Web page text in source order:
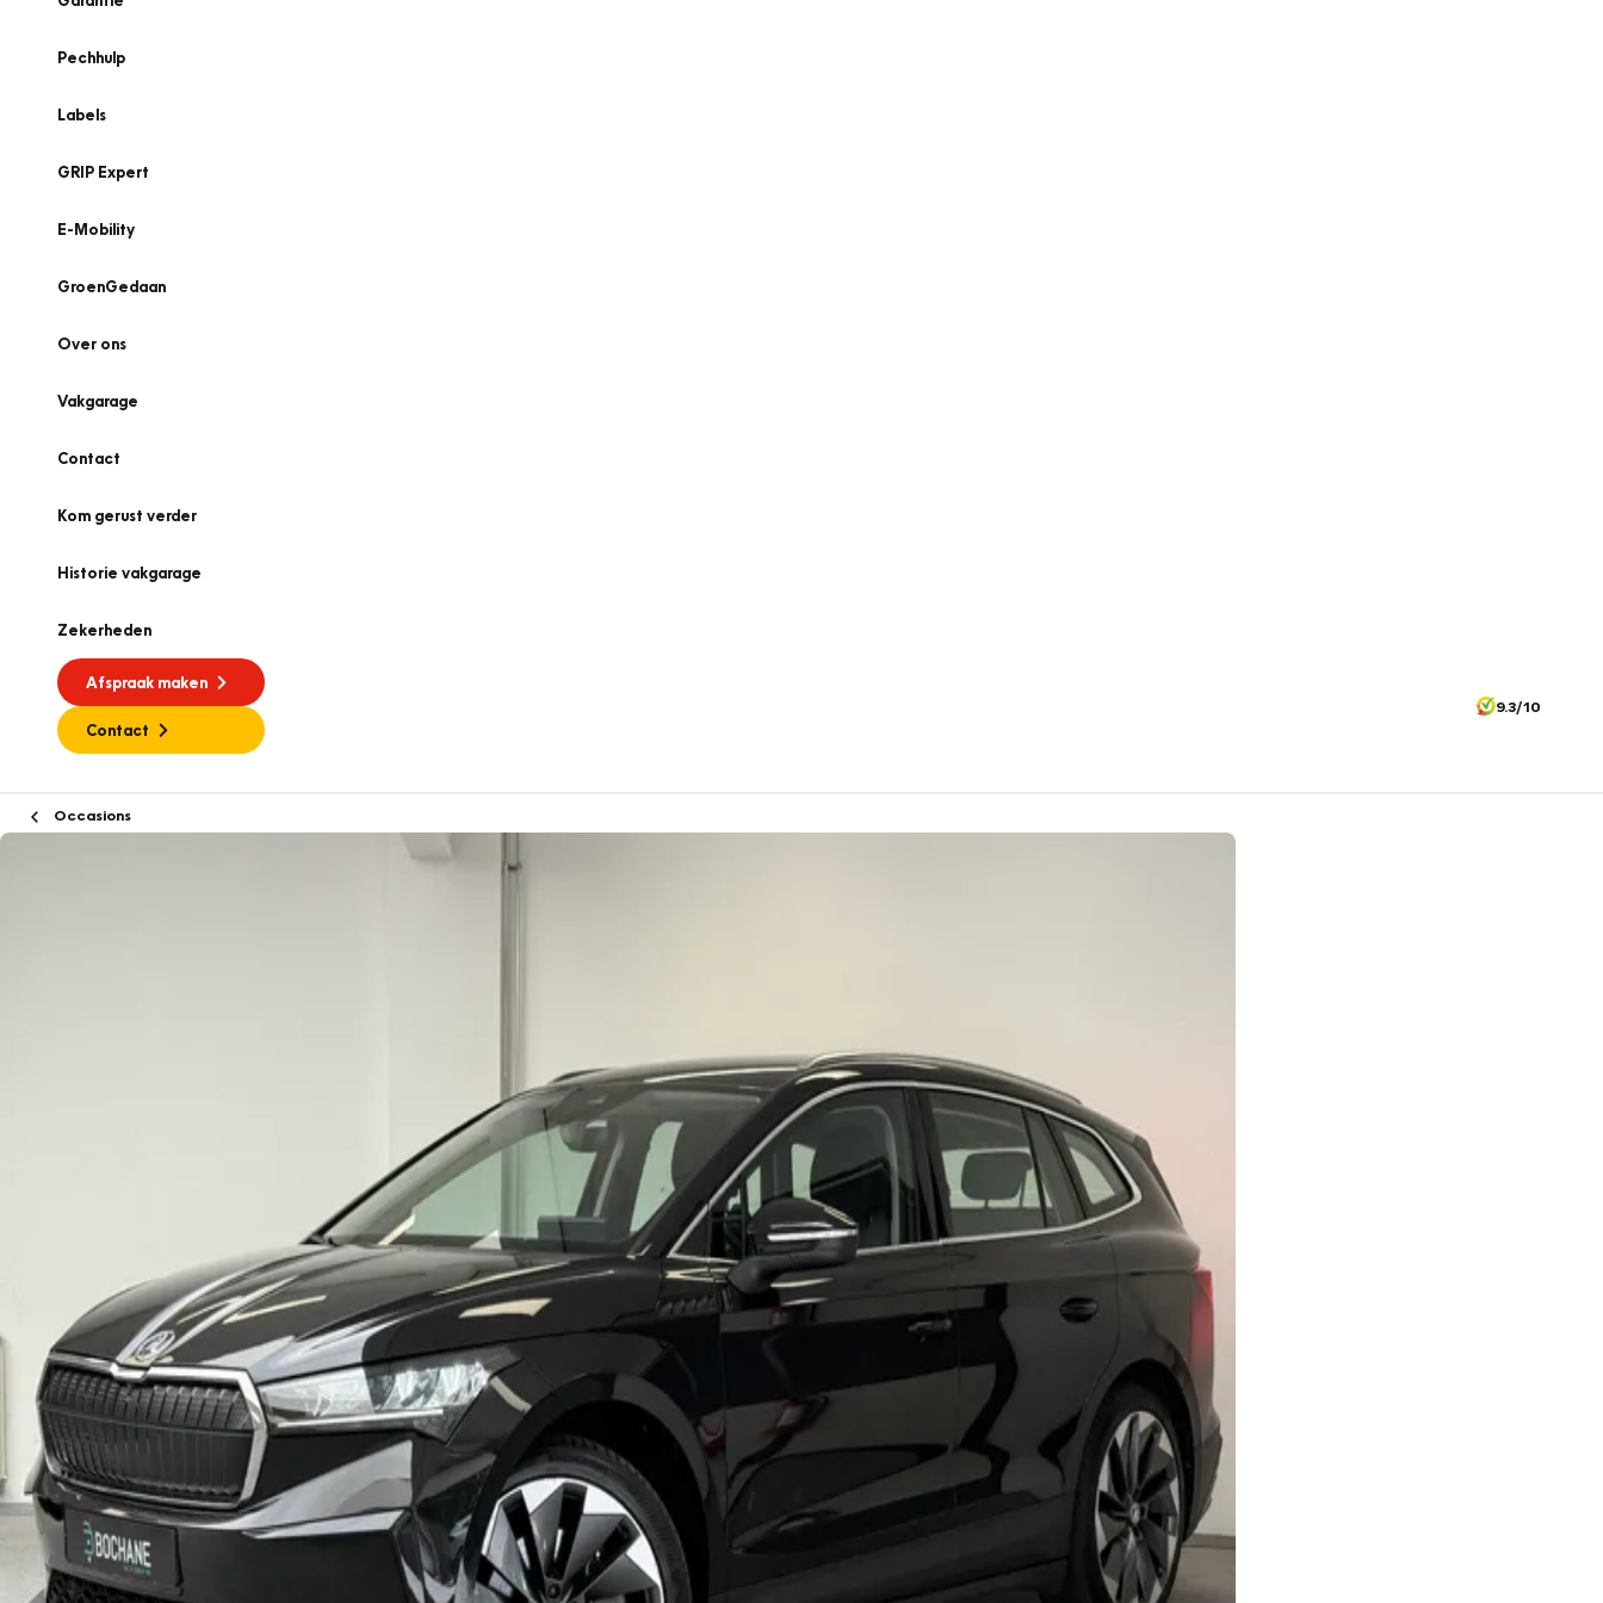
Pechhulp
Labels
GRIP Expert
E-Mobility
GroenGedaan
Over ons
Vakgarage
Contact
Kom gerust verder
Historie vakgarage
Zekerheden
Afspraak maken
Contact
9.3/10
Occasions